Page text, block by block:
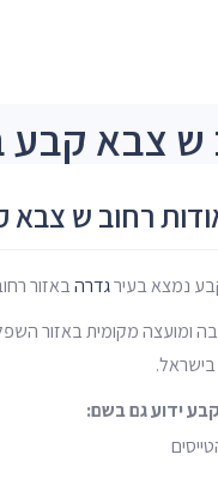
ש צבא קבע
רחוב ש צבא
נמצא בעירגדרהבאזור
ומועצה מקומית באזור
ידוע גם בשם: